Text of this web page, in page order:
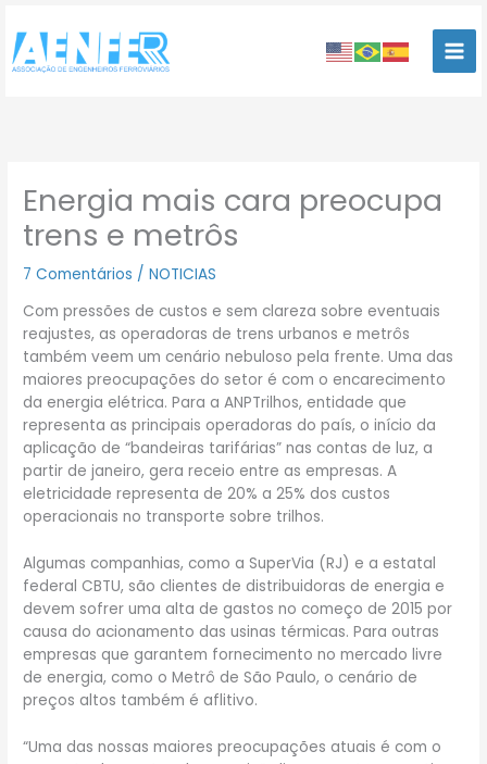
para
conteúdo
Energia mais cara preocupa
trens e metrôs
7 Comentários /NOTICIAS
Com pressões de custos e sem clareza sobre eventuais
reajustes, as operadoras de trens urbanos e metrôs
também veem um cenário nebuloso pela frente. Uma das
maiores preocupações do setor é com o encarecimento
da energia elétrica. Para a ANPTrilhos, entidade que
representa as principais operadoras do país, o início da
aplicação de “bandeiras tarifárias” nas contas de luz, a
partir de janeiro, gera receio entre as empresas. A
eletricidade representa de 20% a 25% dos custos
operacionais no transporte sobre trilhos.
Algumas companhias, como a SuperVia (RJ) e a estatal
federal CBTU, são clientes de distribuidoras de energia e
devem sofrer uma alta de gastos no começo de 2015 por
causa do acionamento das usinas térmicas. Para outras
empresas que garantem fornecimento no mercado livre
de energia, como o Metrô de São Paulo, o cenário de
preços altos também é aflitivo.
“Uma das nossas maiores preocupações atuais é com o